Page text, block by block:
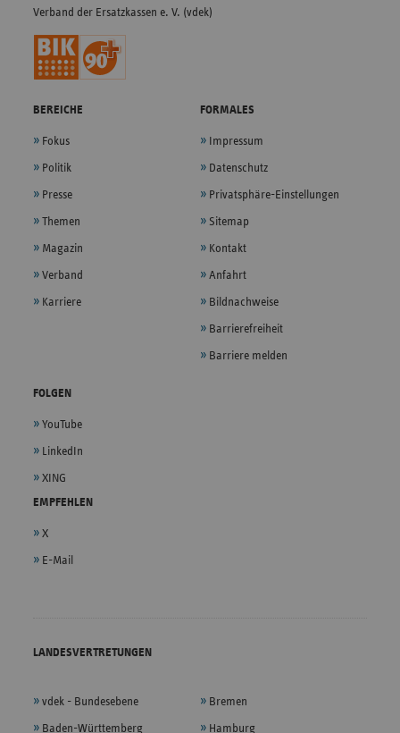
Verband der Ersatzkassen e. V. (vdek)
BEREICHE
Fokus
Politik
Presse
Themen
Magazin
Verband
Karriere
FORMALES
Impressum
Datenschutz
Privatsphäre-Einstellungen
Sitemap
Kontakt
Anfahrt
Bildnachweise
Barrierefreiheit
Barriere melden
FOLGEN
YouTube
LinkedIn
XING
EMPFEHLEN
X
E-Mail
LANDESVERTRETUNGEN
vdek - Bundesebene
Baden-Württemberg
Bremen
Hamburg